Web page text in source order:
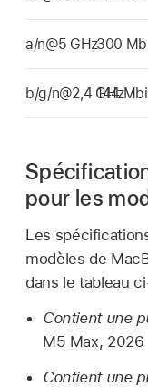
a/n@5 GHz300
b/g/n@2,4 GHz
144
pour les
Les
modèles de
dans le tableau
Contient une
M5 Max, 2026
Contient une